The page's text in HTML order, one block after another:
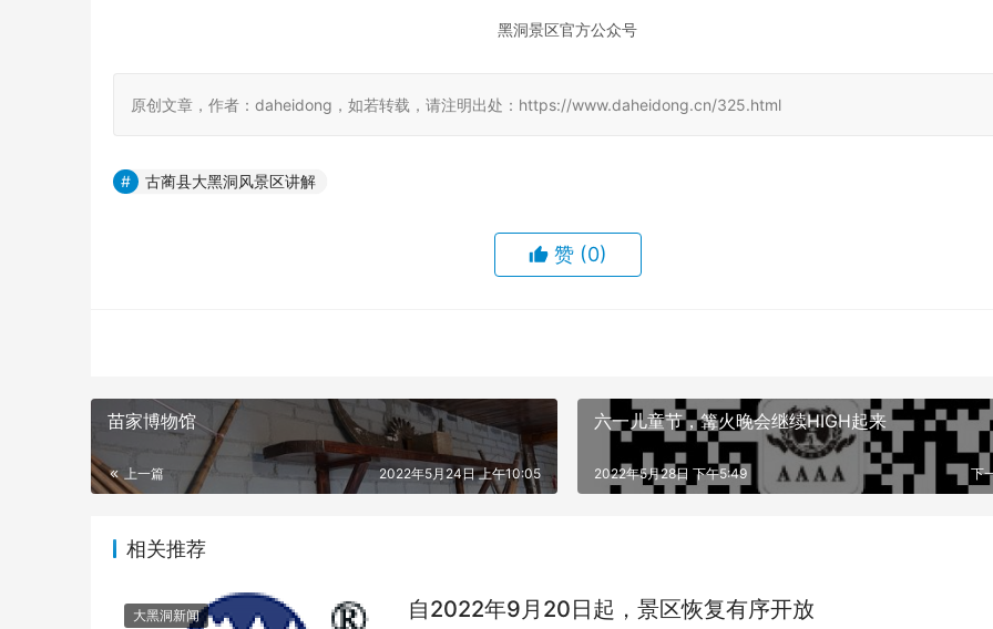
黑洞景区官方公众号
原创文章，作者：daheidong，如若转载，请注明出处：https://www.daheidong.cn/325.html
古蔺县大黑洞风景区讲解
赞 (0)
苗家博物馆
上一篇 2022年5月24日 上午10:05
六一儿童节，篝火晚会继续HIGH起来
下
2022年5月28日 下午5:49
相关推荐
大黑洞新闻 自2022年9月20日起，景区恢复有序开放